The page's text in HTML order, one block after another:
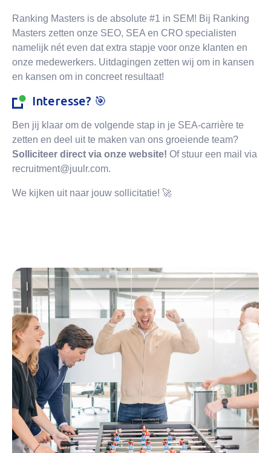
Ranking Masters is de absolute #1 in SEM! Bij Ranking
Masters zetten onze SEO, SEA en CRO specialisten
namelijk nét even dat extra stapje voor onze klanten en
onze medewerkers. Uitdagingen zetten wij om in kansen
en kansen om in concreet resultaat!
Interesse? 🎯
Ben jij klaar om de volgende stap in je SEA-carrière te
zetten en deel uit te maken van ons groeiende team?
Solliciteer direct via onze website! Of stuur een mail via
recruitment@juulr.com.
We kijken uit naar jouw sollicitatie! 🚀